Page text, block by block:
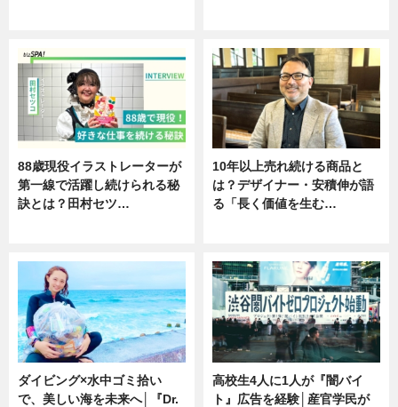
88歳現役イラストレーターが
第一線で活躍し続けられる秘
訣とは？田村セツ…
10年以上売れ続ける商品と
は？デザイナー・安積伸が語
る「長く価値を生む…
ダイビング×水中ゴミ拾い
で、美しい海を未来へ│『Dr.
高校生4人に1人が『闇バイ
ト』広告を経験│産官学民が